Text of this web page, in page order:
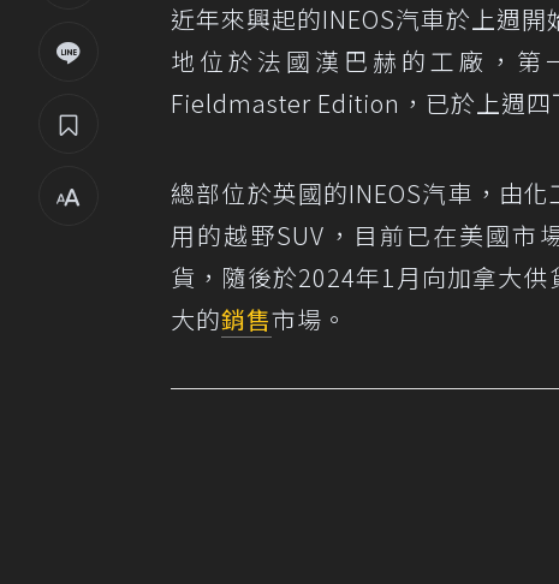
近年來興起的INEOS汽車於上週
地位於法國漢巴赫的工廠，第
Fieldmaster Edition，已於上週四
總部位於英國的INEOS汽車，由
用的越野SUV，目前已在美國市
貨，隨後於2024年1月向加拿大
大的銷售市場。